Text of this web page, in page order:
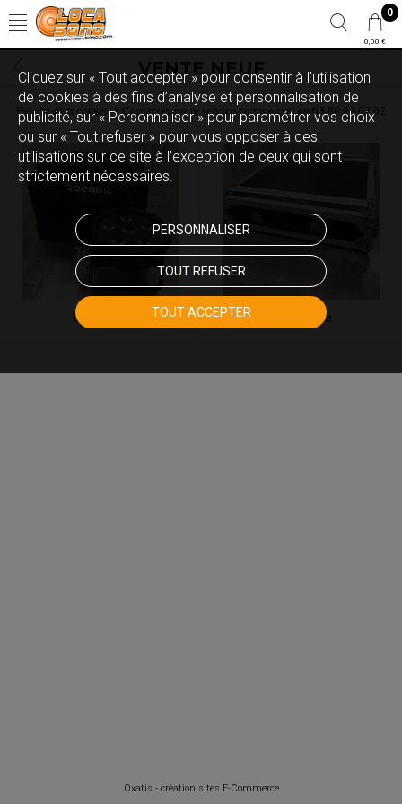
0
0,00 €
VENTE NEUF
Besoin d'un conseil ? Contactez notre service commercial au 03 88 92 02 02
Eclairage Flight case
Cliquez sur « Tout accepter » pour consentir à l'utilisation
de cookies à des fins d’analyse et personnalisation de
publicité, sur « Personnaliser » pour paramétrer vos choix
ou sur « Tout refuser » pour vous opposer à ces
utilisations sur ce site à l’exception de ceux qui sont
strictement nécessaires.
PERSONNALISER
TOUT REFUSER
TOUT ACCEPTER
Oxatis - création sites E-Commerce